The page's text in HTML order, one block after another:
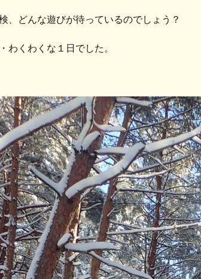
、どんな遊びが待っているのでしょう？
わくわくな１日でした。